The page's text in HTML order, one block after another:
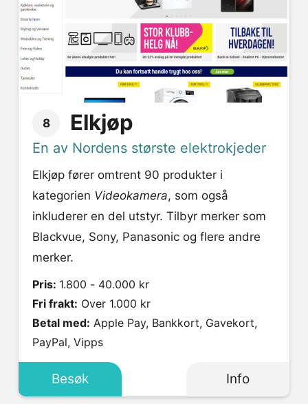
8 Elkjøp
En av Nordens største elektrokjeder
Elkjøp fører omtrent 90 produkter i
kategorien Videokamera, som også
inkluderer en del utstyr. Tilbyr merker som
Blackvue, Sony, Panasonic og flere andre
merker.
Pris: 1.800 - 40.000 kr
Fri frakt: Over 1.000 kr
Betal med:
PayPal, Vipps
Besøk Info